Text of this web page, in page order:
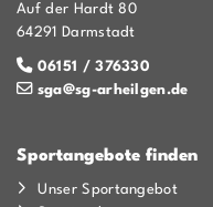
Auf der Hardt 80
64291 Darmstadt
06151 / 376330
sga@sg-arheilgen.de
Sportangebote finden
Unser Sportangebot